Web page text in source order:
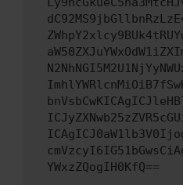
YWxzZQogIH0KfQ==